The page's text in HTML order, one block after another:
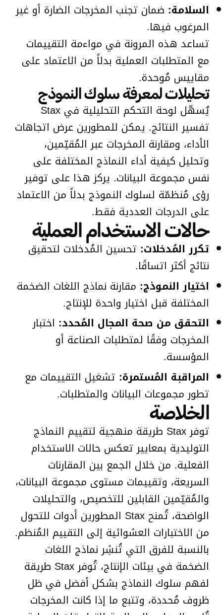
السلامة: ضمان تجنب المخرجات الضارة أو غير
المرغوب فيها.
تساعد هذه المرونة في مواءمة التقييمات
مع المتطلبات العملية بدلاً من الاعتماد على
مقاييس مُوحدة.
تحليلات لمعرفة سلوك النموذج
يُسهّل لوحة التحكم التحليلية في Stax
تفسير النتائج. يمكن للمطورين عرض اتجاهات
الأداء، ومقارنة المخرجات عبر المُقيّمين،
وتحليل كيفية أداء النماذج المختلفة على
نفس مجموعة البيانات. يركز هذا على توفير
رؤى مُنظمّة لسلوك النموذج بدلاً من الاعتماد
على الدرجات العددية فقط.
حالات الاستخدام العملية
تكرر المُدخلات: تحسين المُدخلات لتحقيق
نتائج أكثر اتساقًا.
اختيار النموذج: مقارنة نماذج اللغات الضخمة
المختلفة قبل اختيار واحدة للإنتاج.
التحقق من صحة المجال المُحدد: اختبار
المخرجات وفقًا لمتطلبات الصناعة أو
المؤسسة.
المراقبة المُستمرة: تشغيل التقييمات مع
تطور مجموعات البيانات والمتطلبات.
الخلاصة
توفر Stax طريقة منهجية لتقييم النماذج
التوليدية بمعايير تعكس حالات الاستخدام
الفعلية. من خلال الجمع بين المقارنات
السريعة، وتقييمات مستوى مجموعة البيانات،
والمُقيّمين القابلين للتخصيص، والتحليلات
الواضحة، تُمنح Stax المطورين أدوات للتحول
من الاختبارات العشوائية إلى التقييم المُنظم.
بالنسبة للفرق التي تُنشِر نماذج اللغات
الضخمة في بيئات الإنتاج، تُوفر Stax طريقة
لفهم سلوك النماذج بشكل أفضل في ظل
ظروف مُحددة، وتتبع ما إذا كانت المخرجات